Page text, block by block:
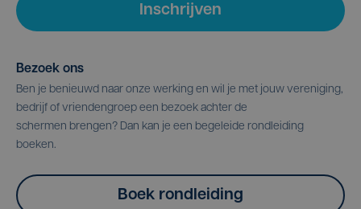
Inschrijven
Bezoek ons
Ben je benieuwd naar onze werking en wil je met jouw vereniging,
bedrijf of vriendengroep een bezoek achter de
schermen brengen? Dan kan je een begeleide rondleiding
boeken.
Boek rondleiding